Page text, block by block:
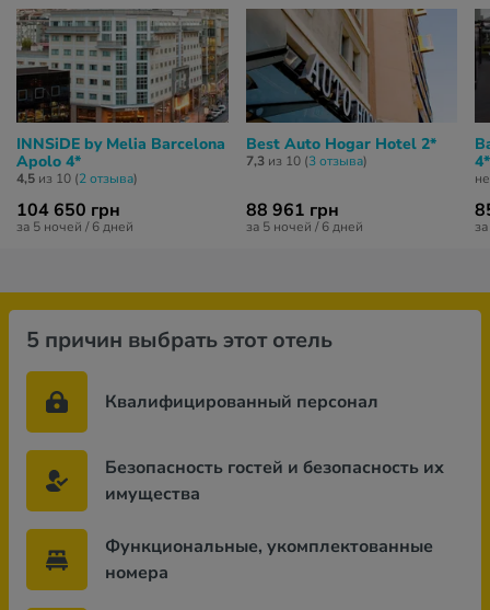
INNSiDE by Melia Barcelona
Apolo 4*
4,5 из 10 (2 отзывa)
104 650 грн
за 5 ночей / 6 дней
Best Auto Hogar Hotel 2*
7,3из 10 (3 отзывa)
88 961 грн
за 5 ночей / 6 дней
4*
5 причин выбрать этот отель
Квалифицированный персонал
Безопасность гостей и безопасность их
имущества
Функциональные, укомплектованные
номера